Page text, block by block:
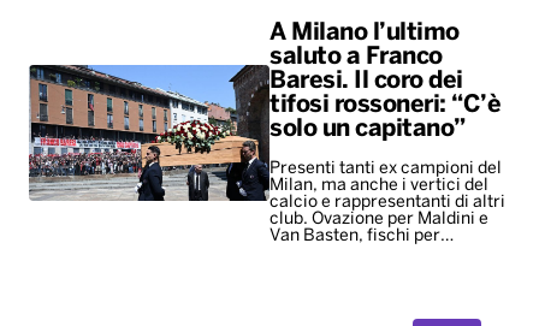
A Milano l’ultimo
saluto a Franco
Baresi. Il coro dei
tifosi rossoneri: “C’è
solo un capitano”
Presenti tanti ex campioni del
Milan, ma anche i vertici del
calcio e rappresentanti di altri
club. Ovazione per Maldini e
Van Basten, fischi per…